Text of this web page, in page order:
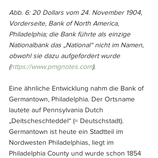
Abb. 6: 20 Dollars vom 24. November 1904,
Vorderseite, Bank of North America,
Philadelphia; die Bank führte als einzige
Nationalbank das „National“ nicht im Namen,
obwohl sie dazu aufgefordert wurde
(https://www.pmgnotes.com).
Eine ähnliche Entwicklung nahm die Bank of
Germantown, Philadelphia. Der Ortsname
lautete auf Pennsylvania Dutch
„Deitscheschteddel“ (= Deutschstadt).
Germantown ist heute ein Stadtteil im
Nordwesten Philadelphias, liegt im
Philadelphia County und wurde schon 1854